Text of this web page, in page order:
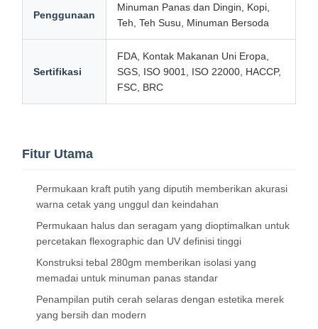
Penggunaan
Minuman Panas dan Dingin, Kopi,
Teh, Teh Susu, Minuman Bersoda
Sertifikasi
FDA, Kontak Makanan Uni Eropa,
SGS, ISO 9001, ISO 22000, HACCP,
FSC, BRC
Fitur Utama
Permukaan kraft putih yang diputih memberikan akurasi
warna cetak yang unggul dan keindahan
Permukaan halus dan seragam yang dioptimalkan untuk
percetakan flexographic dan UV definisi tinggi
Konstruksi tebal 280gm memberikan isolasi yang
memadai untuk minuman panas standar
Penampilan putih cerah selaras dengan estetika merek
yang bersih dan modern